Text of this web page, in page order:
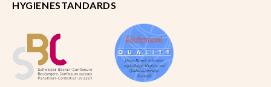
HYGIENESTANDARDS